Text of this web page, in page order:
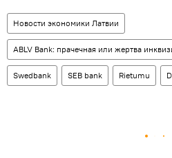
Новости экономики Латвии
ABLV Bank: прачечная или жертва
Swedbank SEB bank Rietumu